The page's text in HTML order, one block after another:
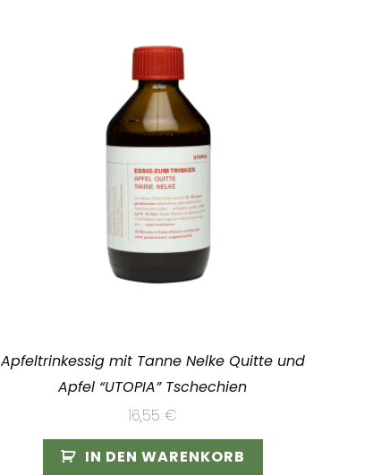
Apfeltrinkessig mit Tanne Nelke Quitte und
Apfel “UTOPIA” Tschechien
16,55€
IN DEN WARENKORB